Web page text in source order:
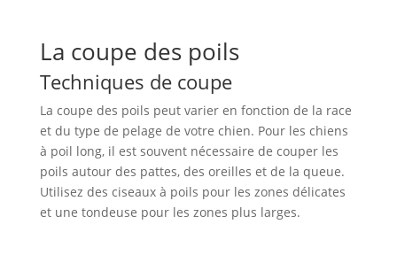
La coupe des poils
Techniques de coupe
La coupe des poils peut varier en fonction de la race
et du type de pelage de votre chien. Pour les chiens
à poil long, il est souvent nécessaire de couper les
poils autour des pattes, des oreilles et de la queue.
Utilisez des ciseaux à poils pour les zones délicates
et une tondeuse pour les zones plus larges.